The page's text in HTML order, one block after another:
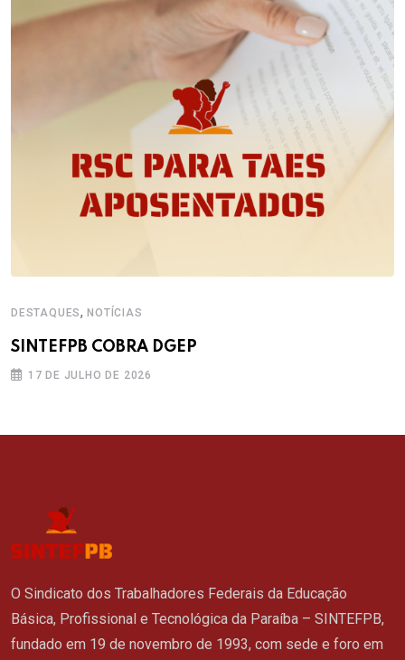
DESTAQUES,NOTÍCIAS
SINTEFPB COBRA DGEP
17 DE JULHO DE 2026
O Sindicato dos Trabalhadores Federais da Educação
Básica, Profissional e Tecnológica da Paraíba – SINTEFPB,
fundado em 19 de novembro de 1993, com sede e foro em